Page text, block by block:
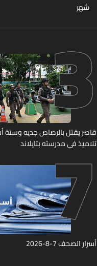
شهر
3
قاصر يقتل بالرصاص جديه وستة
تلاميذ في مدرسته بتايلاند
7
أسرار الصحف 7-8-2026